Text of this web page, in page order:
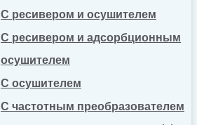
С ресивером и осушителем
С ресивером и адсорбционным
осушителем
С осушителем
С частотным преобразователем